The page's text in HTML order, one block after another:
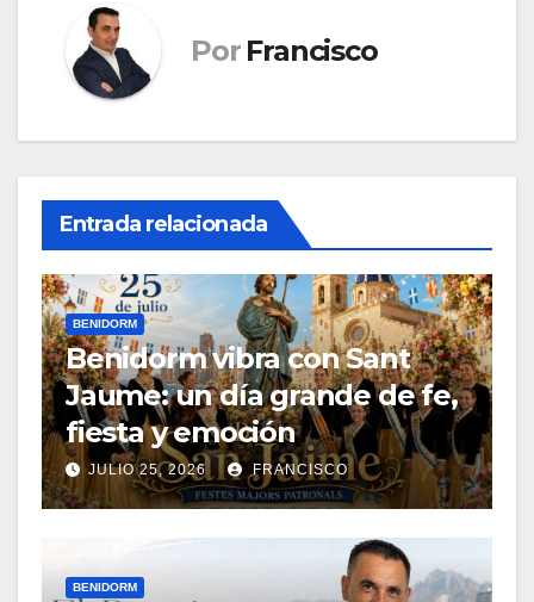
Por Francisco
Entrada relacionada
BENIDORM
Benidorm vibra con Sant
Jaume: un día grande de fe,
fiesta y emoción
JULIO 25, 2026 FRANCISCO
BENIDORM